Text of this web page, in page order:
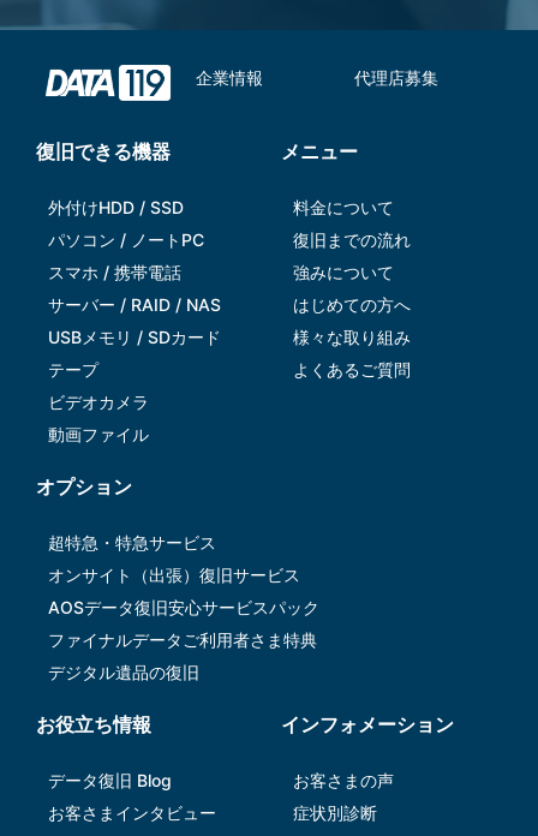
企業情報 代理店募集
復旧できる機器
外付けHDD / SSD
パソコン / ノートPC
スマホ / 携帯電話
サーバー / RAID / NAS
USBメモリ / SDカード
テープ
ビデオカメラ
動画ファイル
メニュー
料金について
復旧までの流れ
強みについて
はじめての方へ
様々な取り組み
よくあるご質問
オプション
超特急・特急サービス
オンサイト（出張）復旧サービス
AOSデータ復旧安⼼サービスパック
ファイナルデータご利⽤者さま特典
デジタル遺品の復旧
お役立ち情報
データ復旧 Blog
お客さまインタビュー
インフォメーション
お客さまの声
症状別診断